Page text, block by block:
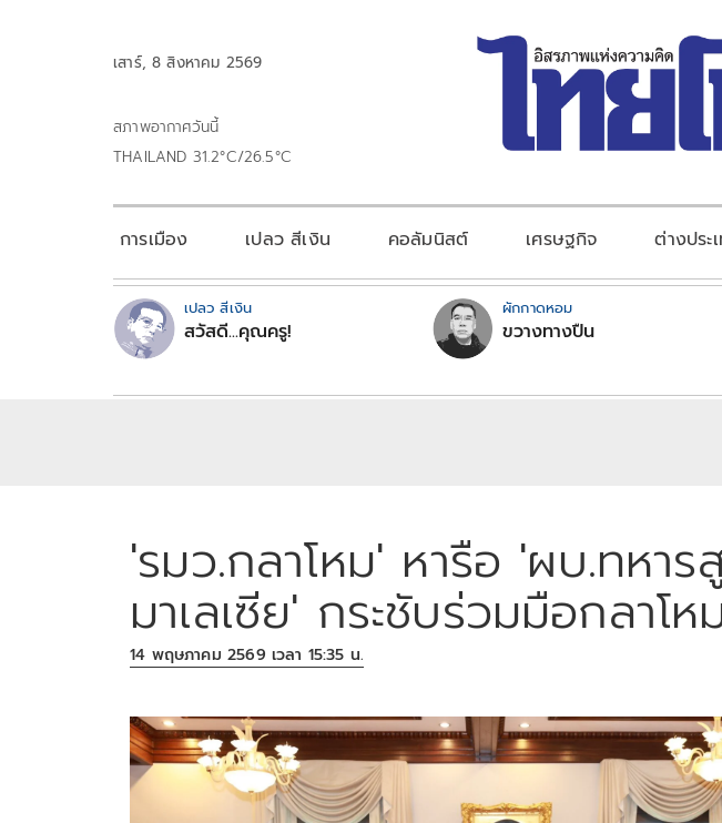
เสาร์, 8 สิงหาคม 2569
สภาพอากาศวันนี้
THAILAND 31.2°C/26.5°C
การเมือง เปลว สีเงิน คอลัมนิสต์ เศรษฐกิจ ต่างประ
เปลว สีเงิน
สวัสดี...คุณครู!
ผักกาดหอม
ขวางทางปืน
'รมว.กลาโหม' หารือ 'ผบ.ทหา
มาเลเซีย' กระชับร่วมมือกลาโห
14 พฤษภาคม 2569 เวลา 15:35 น.